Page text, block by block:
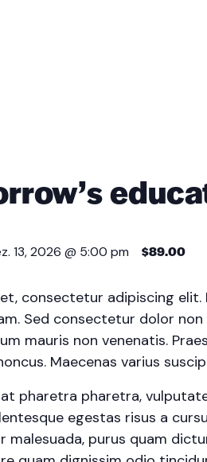
13, 2026 @ 5:00 pm $89.00
consectetur adipiscing
Sed consectetur dolor
mauris non venenatis.
Maecenas varius
pharetra pharetra,
egestas risus a
purus quam